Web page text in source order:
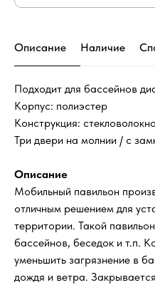
Описание Наличие
Подходит для бассейнов
Корпус: полиэстер
Конструкция:
Три двери на молнии / с
Описание
Мобильный павильон
отличным решением для
территории. Такой
бассейнов, беседок и т.п.
уменьшить загрязнение в
дождя и ветра.